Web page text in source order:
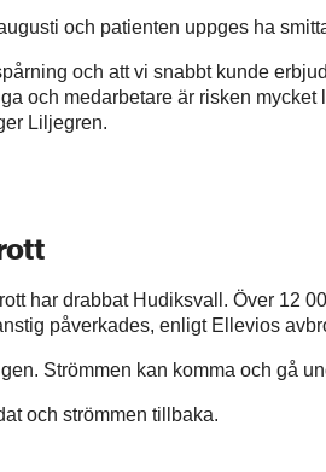
och patienten uppges ha
och att vi snabbt kunde
och medarbetare är risken mycket
Liljegren.
har drabbat Hudiksvall. Över 12
påverkades, enligt Ellevios
Strömmen kan komma och gå
och strömmen tillbaka.